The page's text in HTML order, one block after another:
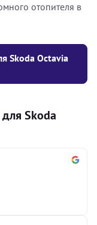
отопителя в
Skoda Octavia
Skoda